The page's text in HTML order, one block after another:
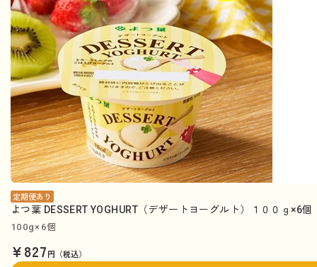
定期便あり
よつ葉 DESSERT YOGHURT（デザートヨーグルト）１００ｇ×6
100g×6個
¥827円（税込）